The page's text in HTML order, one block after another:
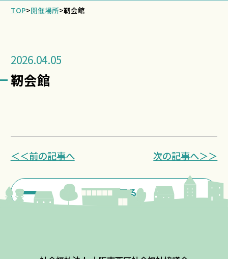
TOP>開催場所>靭会館
2026.04.05
靭会館
＜＜前の記事へ
一覧に戻る
次の記事へ＞＞